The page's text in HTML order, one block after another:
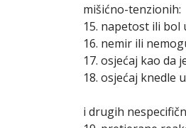
mišićno-tenzionih:
15. napetost ili bol
16. nemir ili
17. osjećaj kao da
18. osjećaj knedle
i drugih